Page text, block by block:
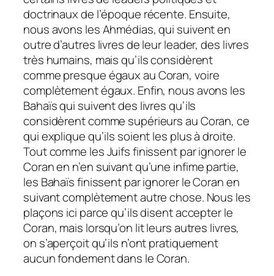
doctrinaux de l’époque récente. Ensuite,
nous avons les Ahmédias, qui suivent en
outre d’autres livres de leur leader, des livres
très humains, mais qu’ils considèrent
comme presque égaux au Coran, voire
complètement égaux. Enfin, nous avons les
Bahaïs qui suivent des livres qu’ils
considèrent comme supérieurs au Coran, ce
qui explique qu’ils soient les plus à droite.
Tout comme les Juifs finissent par ignorer le
Coran en n’en suivant qu’une infime partie,
les Bahaïs finissent par ignorer le Coran en
suivant complètement autre chose. Nous les
plaçons ici parce qu’ils disent accepter le
Coran, mais lorsqu’on lit leurs autres livres,
on s’aperçoit qu’ils n’ont pratiquement
aucun fondement dans le Coran.